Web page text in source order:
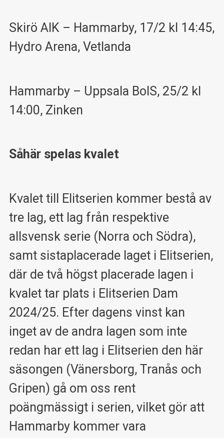
Skirö AIK – Hammarby, 17/2 kl 14:45,
Hydro Arena, Vetlanda
Hammarby – Uppsala BoIS, 25/2 kl
14:00, Zinken
Såhär spelas kvalet
Kvalet till Elitserien kommer bestå av
tre lag, ett lag från respektive
allsvensk serie (Norra och Södra),
samt sistaplacerade laget i Elitserien,
där de två högst placerade lagen i
kvalet tar plats i Elitserien Dam
2024/25. Efter dagens vinst kan
inget av de andra lagen som inte
redan har ett lag i Elitserien den här
säsongen (Vänersborg, Tranås och
Gripen) gå om oss rent
poängmässigt i serien, vilket gör att
Hammarby kommer vara